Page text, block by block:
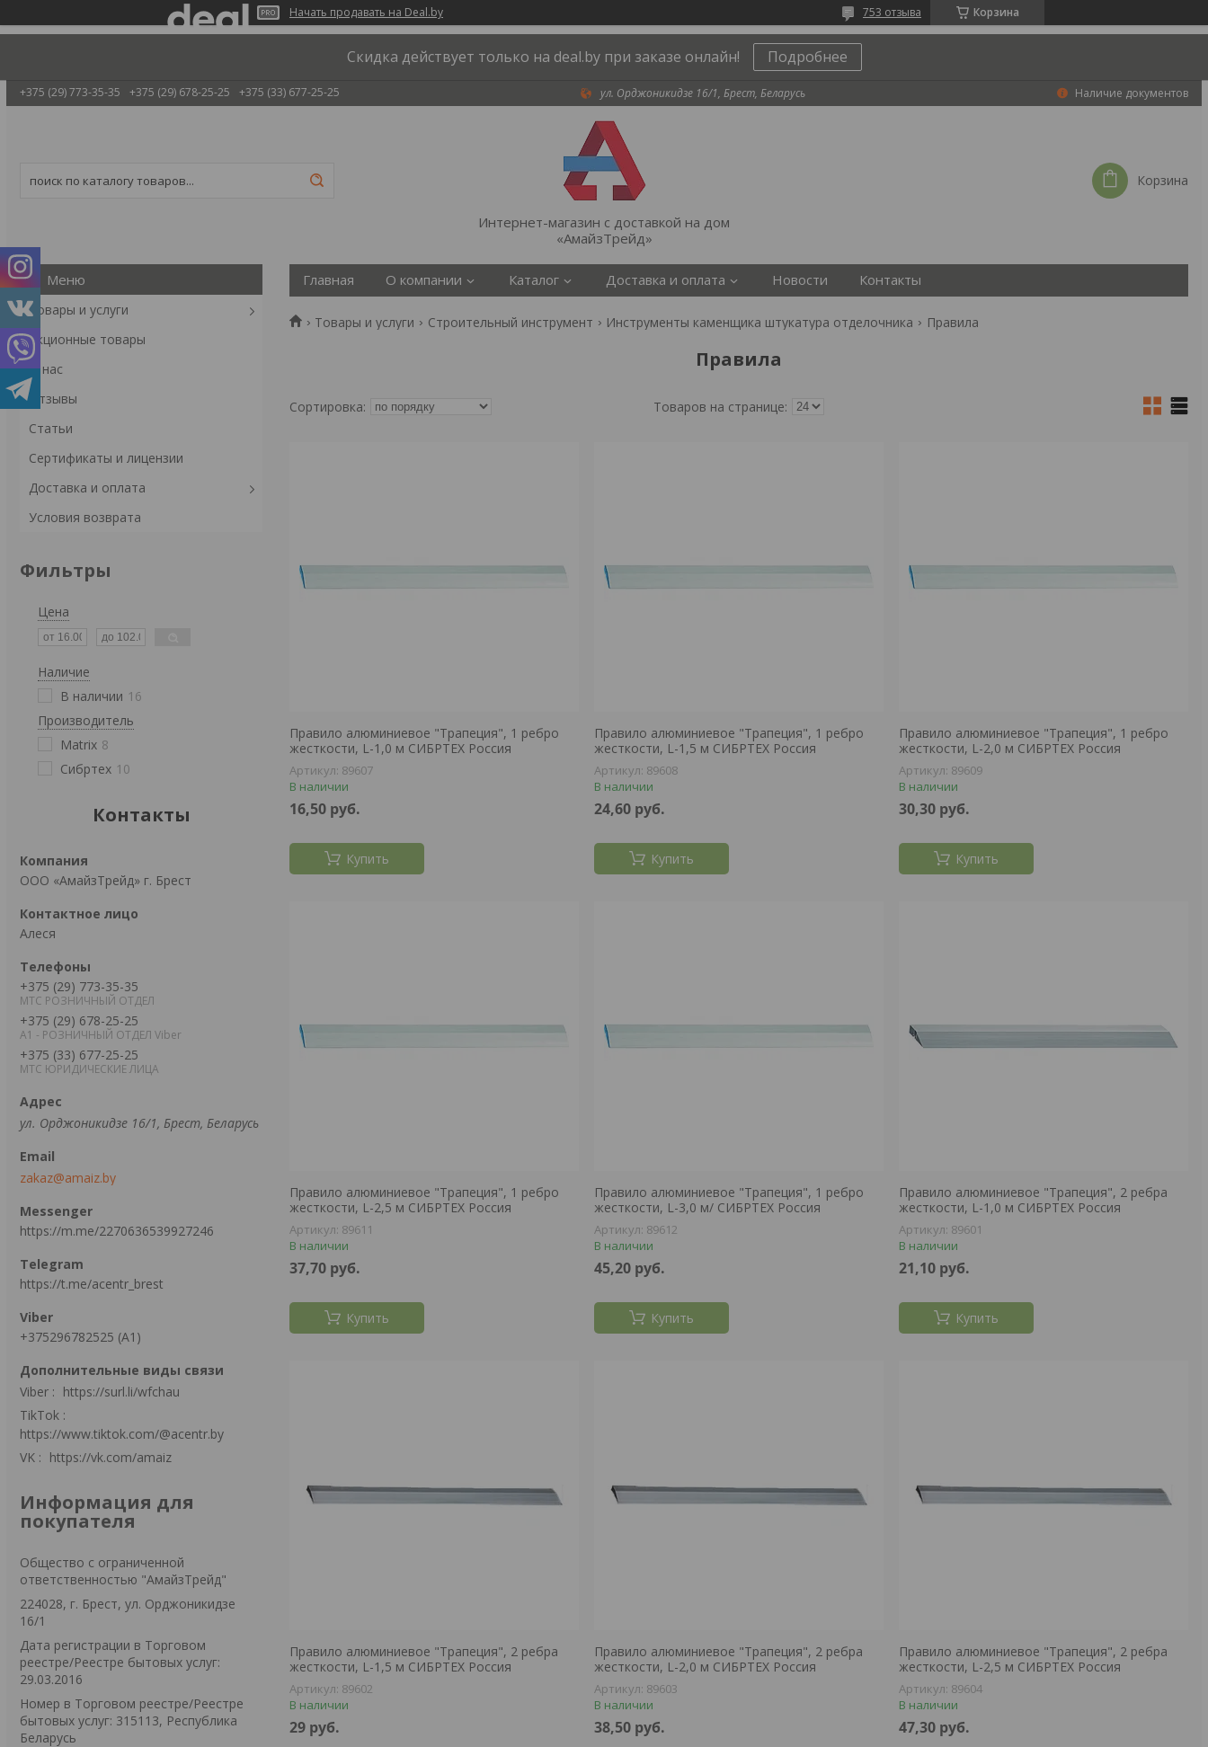
Начать продавать на Deal.by Корзина
753 отзыва
Скидка действует только на deal.by при заказе онлайн! Подробнее
+375 (29) 773-35-35 +375 (29) 678-25-25 +375 (33) 677-25-25 ул. Орджоникидзе 16/1, Брест, Беларусь Наличие документов
Интернет-магазин с доставкой на дом
«АмайзТрейд»
Корзина
Товары и услуги
Акционные товары
О нас
Отзывы
Статьи
Сертификаты и лицензии
Доставка и оплата
Условия возврата
Фильтры
Цена
Наличие
В наличии 16
Производитель
Matrix 8
Сибртех 10
Контакты
ООО «АмайзТрейд» г. Брест
Алеся
+375 (29) 773-35-35
МТС РОЗНИЧНЫЙ ОТДЕЛ
+375 (29) 678-25-25
А1 - РОЗНИЧНЫЙ ОТДЕЛ Viber
+375 (33) 677-25-25
МТС ЮРИДИЧЕСКИЕ ЛИЦА
ул. Орджоникидзе 16/1, Брест, Беларусь
zakaz@amaiz.by
https://m.me/2270636539927246
https://t.me/acentr_brest
+375296782525 (А1)
Viber
https://surl.li/wfchau
TikTok
https://www.tiktok.com/@acentr.by
VK
https://vk.com/amaiz
Информация для
покупателя
Общество с ограниченной
ответственностью "АмайзТрейд"
224028, г. Брест, ул. Орджоникидзе
16/1
Дата регистрации в Торговом
реестре/Реестре бытовых услуг:
29.03.2016
Номер в Торговом реестре/Реестре
бытовых услуг: 315113, Республика
Беларусь
Главная О компании Каталог Доставка и оплата Новости Контакты
Товары и услуги Строительный инструмент Инструменты каменщика штукатура отделочника Правила
Правила
Правило алюминиевое "Трапеция", 1 ребро
жесткости, L-1,0 м СИБРТЕХ Россия
89607
В наличии
16,50 руб.
Купить
Правило алюминиевое "Трапеция", 1 ребро
жесткости, L-1,5 м СИБРТЕХ Россия
89608
В наличии
24,60 руб.
Купить
Правило алюминиевое "Трапеция", 1 ребро
жесткости, L-2,0 м СИБРТЕХ Россия
89609
В наличии
30,30 руб.
Купить
Правило алюминиевое "Трапеция", 1 ребро
жесткости, L-2,5 м СИБРТЕХ Россия
89611
В наличии
37,70 руб.
Купить
Правило алюминиевое "Трапеция", 1 ребро
жесткости, L-3,0 м/ СИБРТЕХ Россия
89612
В наличии
45,20 руб.
Купить
Правило алюминиевое "Трапеция", 2 ребра
жесткости, L-1,0 м СИБРТЕХ Россия
89601
В наличии
21,10 руб.
Купить
Правило алюминиевое "Трапеция", 2 ребра
жесткости, L-1,5 м СИБРТЕХ Россия
89602
В наличии
29 руб.
Правило алюминиевое "Трапеция", 2 ребра
жесткости, L-2,0 м СИБРТЕХ Россия
89603
В наличии
38,50 руб.
Правило алюминиевое "Трапеция", 2 ребра
жесткости, L-2,5 м СИБРТЕХ Россия
89604
В наличии
47,30 руб.